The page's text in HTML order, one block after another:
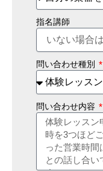
指名講師
問い合わせ種別
問い合わせ内容